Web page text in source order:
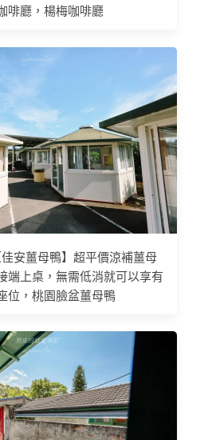
啡廳，楊梅咖啡廳
安薑母鴨】超平價涼補薑母
端上桌，無需低消就可以享有
位，桃園臉盆薑母鴨